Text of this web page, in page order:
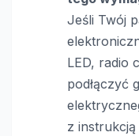
Jeśli Twój
LED, radio
podłączyć
z